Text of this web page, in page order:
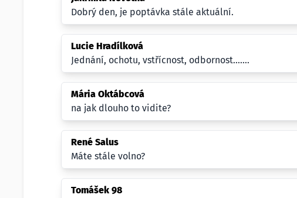
Dobrý den, je poptávka stále aktuální.
Lucie Hradílková
Jednání, ochotu, vstřícnost, odbornost.......
Mária Oktábcová
na jak dlouho to vidite?
René Salus
Máte stále volno?
Tomášek 98